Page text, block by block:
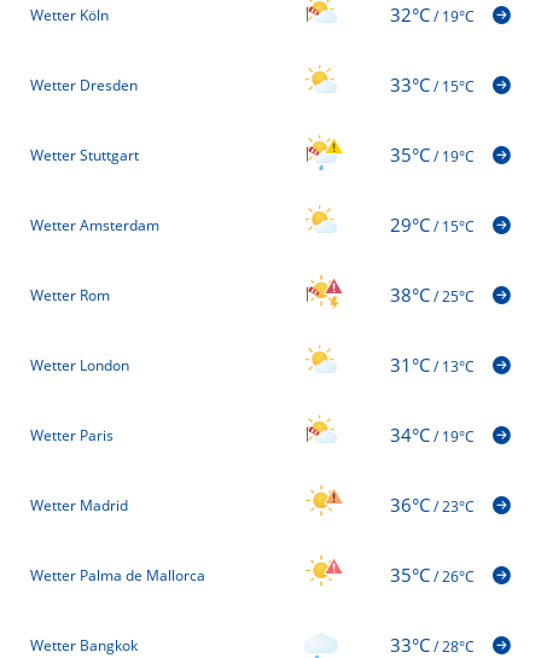
Wetter Köln 32°C/19°C
Wetter Dresden 33°C/15°C
Wetter Stuttgart 35°C/19°C
Wetter Amsterdam 29°C/15°C
Wetter Rom 38°C/25°C
Wetter London 31°C/13°C
Wetter Paris 34°C/19°C
Wetter Madrid 36°C/23°C
Wetter Palma de Mallorca 35°C/26°C
Wetter Bangkok 33°C/28°C